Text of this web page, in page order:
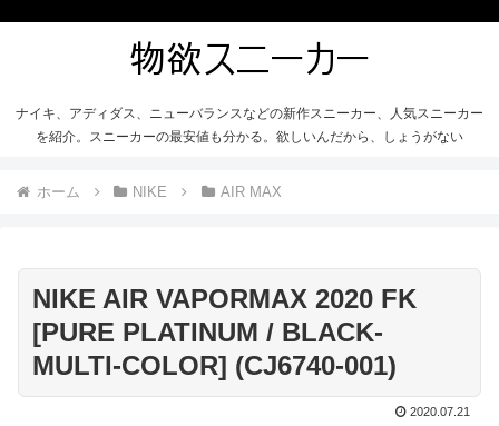
ナイキ、アディダス、ニューバランスなどの新作スニーカー、人気スニーカー
を紹介。スニーカーの最安値も分かる。欲しいんだから、しょうがない
ホーム NIKE AIR MAX
NIKE AIR VAPORMAX 2020 FK
[PURE PLATINUM / BLACK-
MULTI-COLOR] (CJ6740-001)
2020.07.21